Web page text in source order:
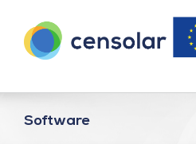
contenido
Software